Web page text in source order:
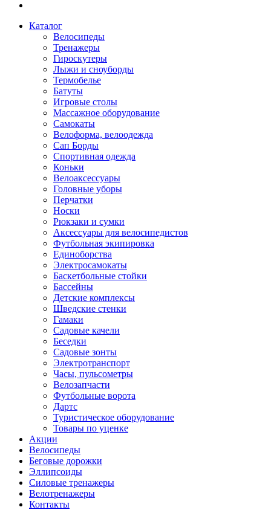
Каталог
Велосипеды
Тренажеры
Гироскутеры
Лыжи и сноуборды
Термобелье
Батуты
Игровые столы
Массажное оборудование
Самокаты
Велоформа, велоодежда
Сап Борды
Спортивная одежда
Коньки
Велоаксессуары
Головные уборы
Перчатки
Носки
Рюкзаки и сумки
Аксессуары для велосипедистов
Футбольная экипировка
Единоборства
Электросамокаты
Баскетбольные стойки
Бассейны
Детские комплексы
Шведские стенки
Гамаки
Садовые качели
Беседки
Садовые зонты
Электротранспорт
Часы, пульсометры
Велозапчасти
Футбольные ворота
Дартс
Туристическое оборудование
Товары по уценке
Акции
Велосипеды
Беговые дорожки
Эллипсоиды
Силовые тренажеры
Велотренажеры
Контакты